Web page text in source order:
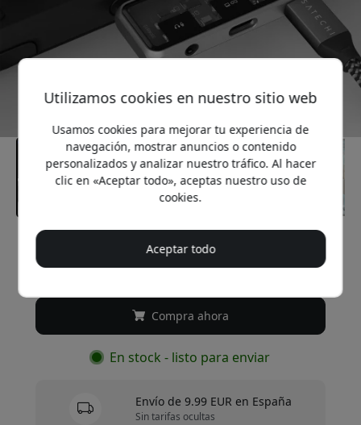
Precio recomendado
49.99 EUR
Compra ahora
En stock - listo para enviar
Envío de 9.99 EUR en España
Sin tarifas ocultas
Utilizamos cookies en nuestro sitio web
Usamos cookies para mejorar tu experiencia de
navegación, mostrar anuncios o contenido
personalizados y analizar nuestro tráfico. Al hacer
clic en «Aceptar todo», aceptas nuestro uso de
cookies.
Aceptar todo